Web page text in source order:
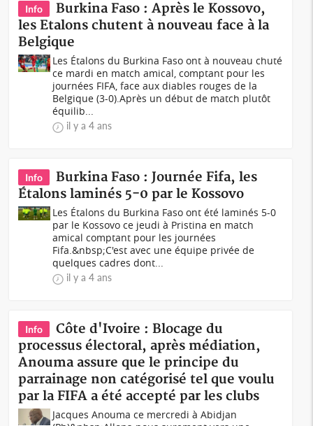
Info
Burkina Faso : Après le Kossovo,
les Etalons chutent à nouveau face à la
Belgique
Les Étalons du Burkina Faso ont à nouveau chuté
ce mardi en match amical, comptant pour les
journées FIFA, face aux diables rouges de la
Belgique (3-0).Après un début de match plutôt
équilib...
il y a 4 ans
Info
Burkina Faso : Journée Fifa, les
Étalons laminés 5-0 par le Kossovo
Les Étalons du Burkina Faso ont été laminés 5-0
par le Kossovo ce jeudi à Pristina en match
amical comptant pour les journées
Fifa.&nbsp;C'est avec une équipe privée de
quelques cadres dont...
il y a 4 ans
Info
Côte d'Ivoire : Blocage du
processus électoral, après médiation,
Anouma assure que le principe du
parrainage non catégorisé tel que voulu
par la FIFA a été accepté par les clubs
Jacques Anouma ce mercredi à Abidjan